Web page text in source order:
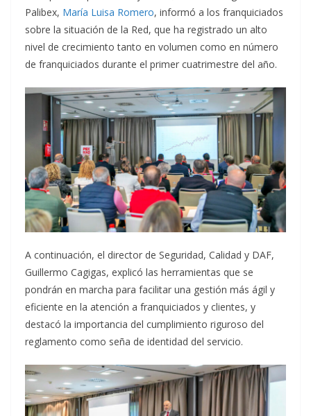
Palibex, María Luisa Romero, informó a los franquiciados
sobre la situación de la Red, que ha registrado un alto
nivel de crecimiento tanto en volumen como en número
de franquiciados durante el primer cuatrimestre del año.
A continuación, el director de Seguridad, Calidad y DAF,
Guillermo Cagigas, explicó las herramientas que se
pondrán en marcha para facilitar una gestión más ágil y
eficiente en la atención a franquiciados y clientes, y
destacó la importancia del cumplimiento riguroso del
reglamento como seña de identidad del servicio.